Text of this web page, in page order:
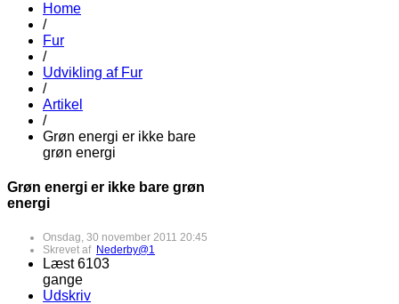
Home
/
Fur
/
Udvikling af Fur
/
Artikel
/
Grøn energi er ikke bare
grøn energi
Grøn energi er ikke bare grøn
energi
Onsdag, 30 november 2011 20:45
Skrevet af Nederby@1
Læst 6103
gange
Udskriv